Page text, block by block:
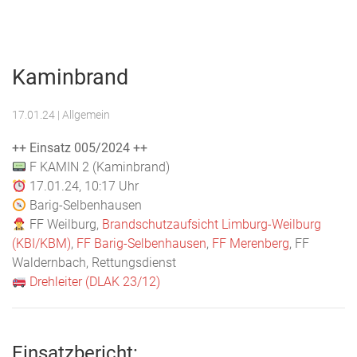
Kaminbrand
17.01.24 | Allgemein
++ Einsatz 005/2024 ++
F KAMIN 2 (Kaminbrand)
17.01.24, 10:17 Uhr
Barig-Selbenhausen
FF Weilburg, Brandschutzaufsicht Limburg-Weilburg
(KBI/KBM), FF Barig-Selbenhausen, FF Merenberg, FF
Waldernbach, Rettungsdienst
Drehleiter (DLAK 23/12)